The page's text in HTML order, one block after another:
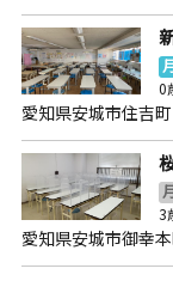
0
愛知県安城市住吉
3
愛知県安城市御幸